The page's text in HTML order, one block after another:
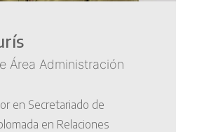
Área Administración
en Secretariado de
en Relaciones